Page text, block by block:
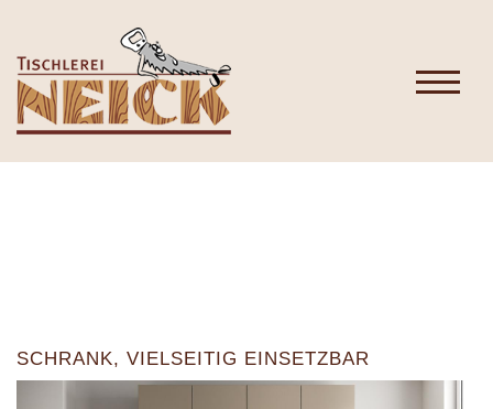
SCHRANK, VIELSEITIG EINSETZBAR